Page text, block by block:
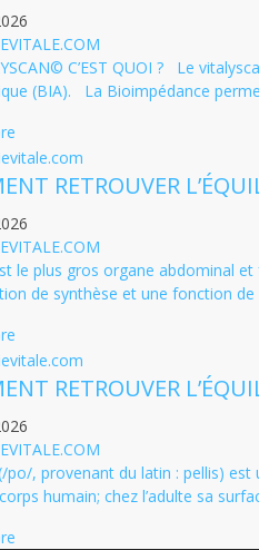
C’EST QUOI ? Le
(BIA). La Bioimpédance
RETROUVER
le plus gros organe abdominal
de synthèse et une fonction
RETROUVER
po/, provenant du latin : pellis) est
humain; chez l’adulte sa